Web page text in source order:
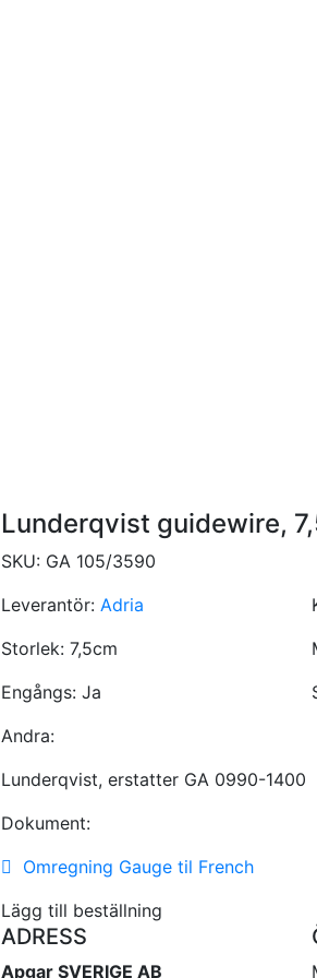
Lunderqvist guidewire,
SKU: GA 105/3590
Leverantör: Adria
Storlek: 7,5cm
Engångs: Ja
Andra:
Lunderqvist, erstatter GA 0990-1400
Dokument:
Omregning Gauge til French
Lägg till beställning
ADRESS
Apgar SVERIGE AB